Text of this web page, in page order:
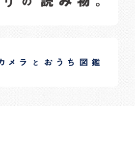
中です。